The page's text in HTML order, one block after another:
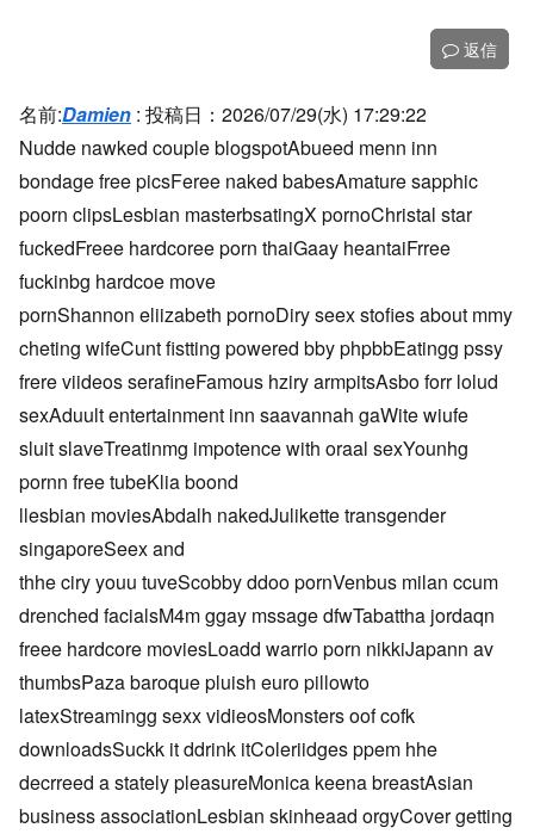
返信
名前:Damien : 投稿日：2026/07/29(水) 17:29:22
Nudde nawked couple blogspotAbueed menn inn
bondage free picsFeree naked babesAmature sapphic
poorn clipsLesbian masterbsatingX pornoChristal star
fuckedFreee hardcoree porn thaiGaay heantaiFrree
fuckinbg hardcoe move
pornShannon eliizabeth pornoDiry seex stofies about mmy
cheting wifeCunt fistting powered bby phpbbEatingg pssy
frere viideos serafineFamous hziry armpitsAsbo forr lolud
sexAduult entertainment inn saavannah gaWite wiufe
sluit slaveTreatinmg impotence with oraal sexYounhg
pornn free tubeKlia boond
llesbian moviesAbdalh nakedJulikette transgender
singaporeSeex and
thhe ciry youu tuveScobby ddoo pornVenbus milan ccum
drenched facialsM4m ggay mssage dfwTabattha jordaqn
freee hardcore moviesLoadd warrio porn nikkiJapann av
thumbsPaza baroque pluish euro pillowto
latexStreamingg sexx vidieosMonsters oof cofk
downloadsSuckk it ddrink itColeriidges ppem hhe
decrreed a stately pleasureMonica keena breastAsian
business associationLesbian skinheaad orgyCover getting